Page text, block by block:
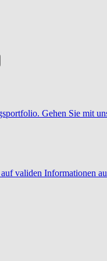
Gehen Sie mit
validen Informationen